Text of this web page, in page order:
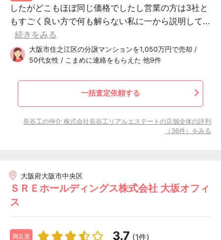
したがどこもほぼ同じ価格でしたし営業の方は3社と
もすごく良い方で何も解らない私に一から説明して...
続きをみる
大阪市住之江区の分譲マンションを1,050万円で売却 /
50代女性 / こまめに連絡をもらえた 他9件
一括査定依頼する
長谷工の仲介 株式会社長谷工リアルエステートの店舗全体の評判
（36件）をみる
大阪府大阪市中央区
ＳＲＥホールディングス株式会社 大坂オフィ
ス
満足度 3.7 (1件)